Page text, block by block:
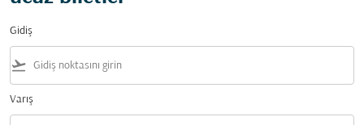
Gidiş
flight_takeoff
Varış